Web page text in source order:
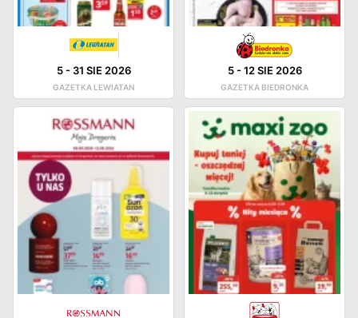
5- 31 SIE 2026
GAZETKA LEWIATAN
5-12 SIE 2026
GAZETKA BIEDRONKA